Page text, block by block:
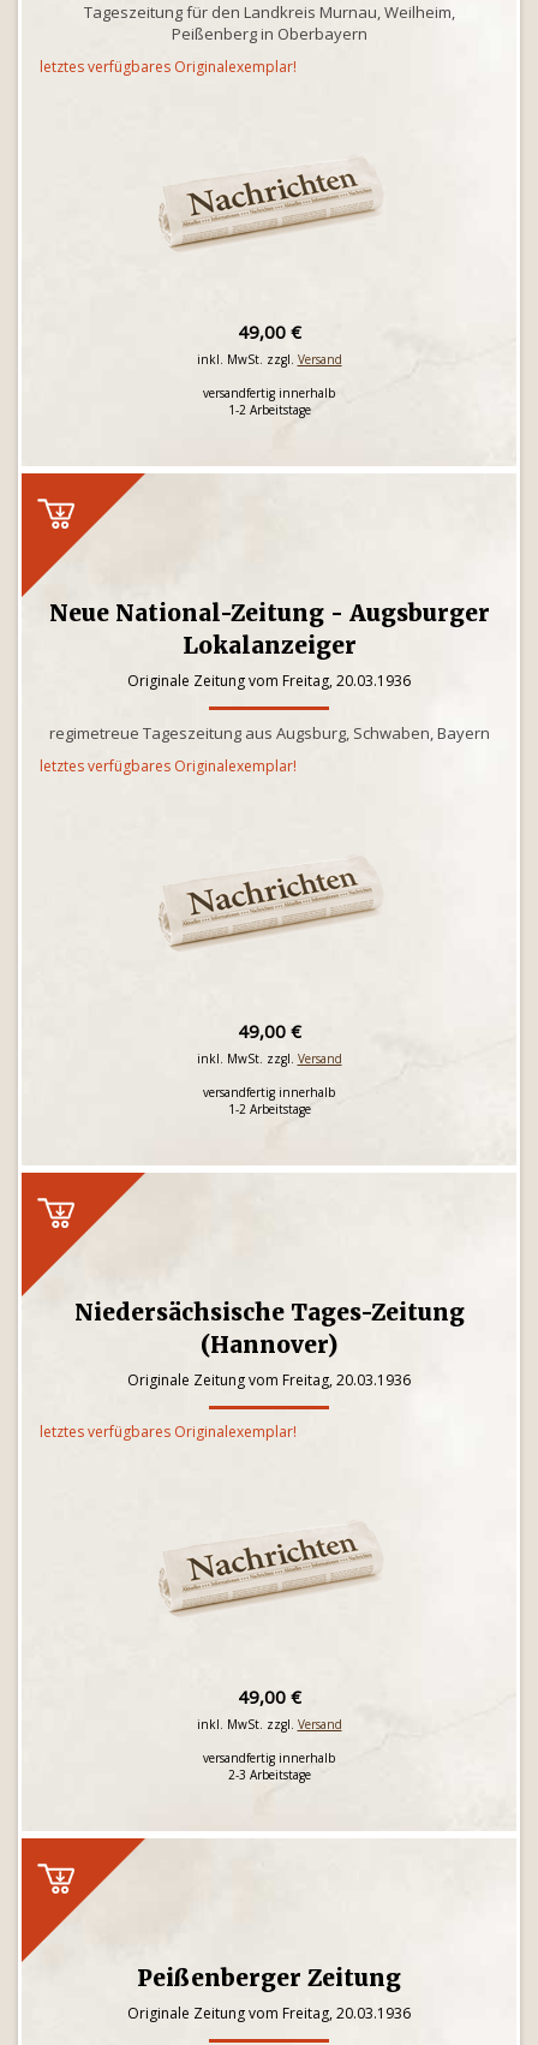
Tageszeitung für den Landkreis Murnau, Weilheim,
Peißenberg in Oberbayern
letztes verfügbares Originalexemplar!
49,00 €
inkl. MwSt. zzgl. Versand
versandfertig innerhalb
1-2 Arbeitstage
Neue National-Zeitung - Augsburger
Lokalanzeiger
Originale Zeitung vom Freitag, 20.03.1936
regimetreue Tageszeitung aus Augsburg, Schwaben, Bayern
letztes verfügbares Originalexemplar!
49,00 €
inkl. MwSt. zzgl. Versand
versandfertig innerhalb
1-2 Arbeitstage
Niedersächsische Tages-Zeitung
(Hannover)
Originale Zeitung vom Freitag, 20.03.1936
letztes verfügbares Originalexemplar!
49,00 €
inkl. MwSt. zzgl. Versand
versandfertig innerhalb
2-3 Arbeitstage
Peißenberger Zeitung
Originale Zeitung vom Freitag, 20.03.1936